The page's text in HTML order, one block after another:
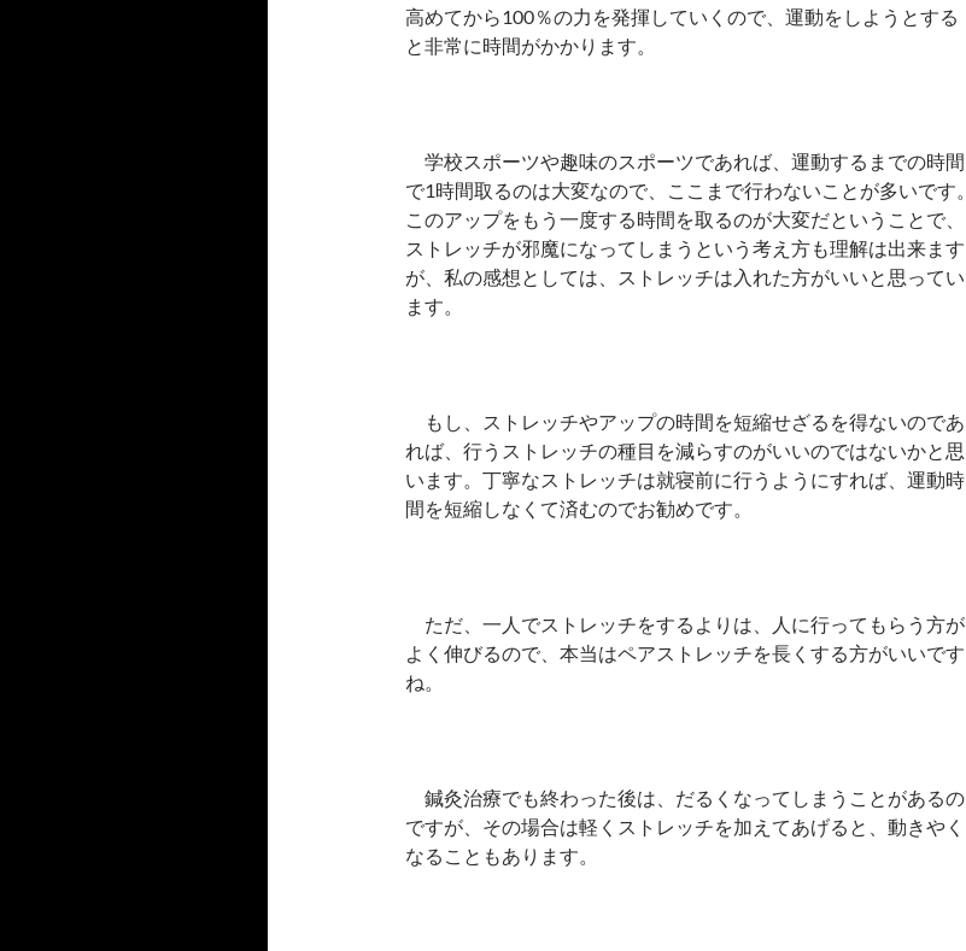
高めてから100％の力を発揮していくので、運動をしようとする
と非常に時間がかかります。
学校スポーツや趣味のスポーツであれば、運動するまでの時間
で1時間取るのは大変なので、ここまで行わないことが多いです。
このアップをもう一度する時間を取るのが大変だということで、
ストレッチが邪魔になってしまうという考え方も理解は出来ます
が、私の感想としては、ストレッチは入れた方がいいと思ってい
ます。
もし、ストレッチやアップの時間を短縮せざるを得ないのであ
れば、行うストレッチの種目を減らすのがいいのではないかと思
います。丁寧なストレッチは就寝前に行うようにすれば、運動時
間を短縮しなくて済むのでお勧めです。
ただ、一人でストレッチをするよりは、人に行ってもらう方が
よく伸びるので、本当はペアストレッチを長くする方がいいです
ね。
鍼灸治療でも終わった後は、だるくなってしまうことがあるの
ですが、その場合は軽くストレッチを加えてあげると、動きやく
なることもあります。